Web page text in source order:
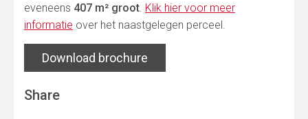
eveneens 407 m² groot Klik hier voor meer
informatie over het naastgelegen perceel.
Download brochure
Share